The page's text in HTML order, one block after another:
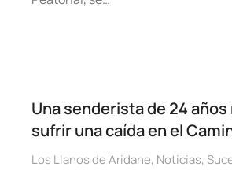
Una senderista de 24
sufrir una caída en el
Los Llanos de Aridane, Noticias,